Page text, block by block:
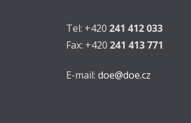
Tel: +420 241 412 033
Fax: +420 241 413 771
E-mail: doe@doe.cz